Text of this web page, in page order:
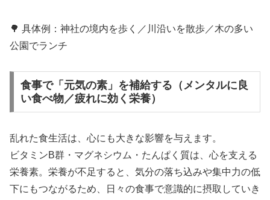
🌳 具体例：神社の境内を歩く／川沿いを散歩／木の多い
公園でランチ
食事で「元気の素」を補給する（メンタルに良
い食べ物／疲れに効く栄養）
乱れた食生活は、心にも大きな影響を与えます。
ビタミンB群・マグネシウム・たんぱく質は、心を支える
栄養素。栄養が不足すると、気分の落ち込みや集中力の低
下にもつながるため、日々の食事で意識的に摂取していき